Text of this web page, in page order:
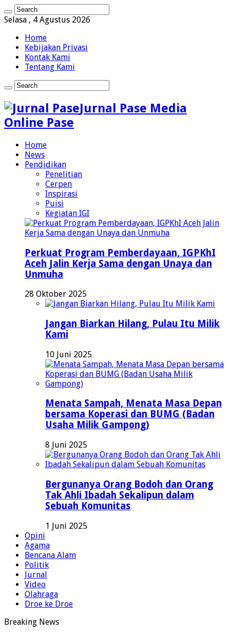
Selasa , 4 Agustus 2026
Home
Kebijakan Privasi
Kontak Kami
Tentang Kami
Jurnal Pase Media
Online Pase
Home
News
Pendidikan
Penelitian
Cerpen
Inspirasi
Puisi
Kegiatan IGI
Perkuat Program Pemberdayaan, IGPKhI
Aceh Jalin Kerja Sama dengan Unaya dan
Unmuha
28 Oktober 2025
Jangan Biarkan Hilang, Pulau Itu Milik
Kami
10 Juni 2025
Menata Sampah, Menata Masa Depan
bersama Koperasi dan BUMG (Badan
Usaha Milik Gampong)
8 Juni 2025
Bergunanya Orang Bodoh dan Orang
Tak Ahli Ibadah Sekalipun dalam
Sebuah Komunitas
1 Juni 2025
Opini
Agama
Bencana Alam
Politik
Jurnal
Video
Olahraga
Droe ke Droe
Breaking News